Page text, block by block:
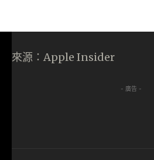
來源：Apple Insider
- 廣告 -